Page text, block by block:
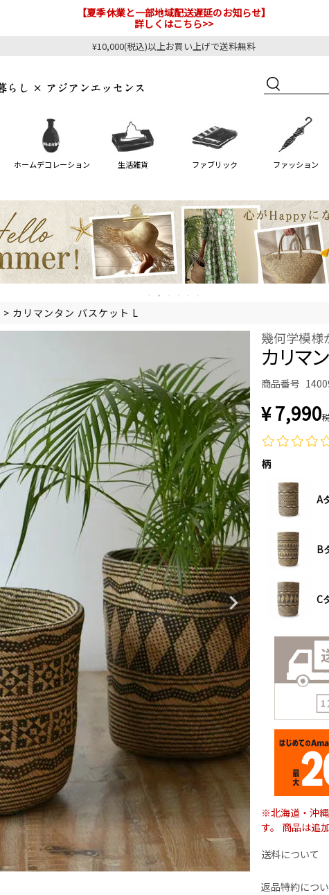
【夏季休業と一部地域配送遅延のお知らせ】
詳しくはこちら>>
¥10,000(税込)以上お買い上げで送料無料
ホームデコレーション 生活雑貨 ファブリック ファッション
カリマンタン バスケット L
幾何学模様
カリマ
商品番号
¥7,990
柄
A
B
C
※北海道・沖
す。 商品は追
送料について
返品特約につ